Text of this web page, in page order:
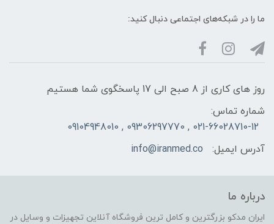
ما را در شبکه‌های اجتماعی دنبال کنید:
روز های کاری از 8 صبح الی 17 پاسخگوی شما هستیم
شماره تماس:
021-66028710-12 , 09306297770 , 09104948010
آدرس ایمیل:
info@iranmed.co
درباره ما
ایران مدکو بزرگترین و کامل ترین فروشگاه آنلاین تجهیزات و وسایل در